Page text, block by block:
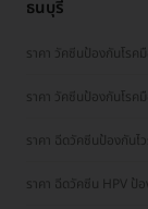
ธนบุรี
ราคา วัคซีนป้องกันโรค
ราคา วัคซีนป้องกันโรค
ราคา ฉีดวัคซีนป้องกันไ
ราคา ฉีดวัคซีน HPV ป้